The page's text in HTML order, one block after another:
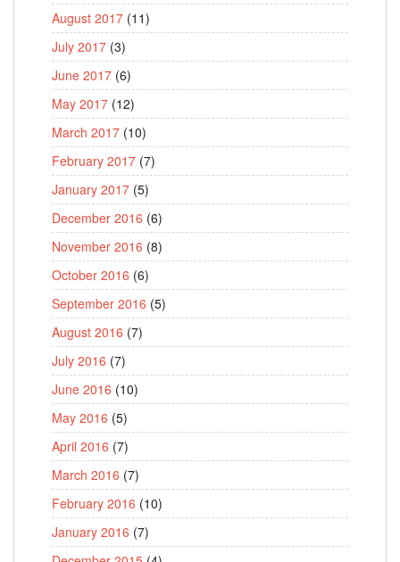
August 2017 (11)
July 2017 (3)
June 2017 (6)
May 2017 (12)
March 2017 (10)
February 2017 (7)
January 2017 (5)
December 2016 (6)
November 2016 (8)
October 2016 (6)
September 2016 (5)
August 2016 (7)
July 2016 (7)
June 2016 (10)
May 2016 (5)
April 2016 (7)
March 2016 (7)
February 2016 (10)
January 2016 (7)